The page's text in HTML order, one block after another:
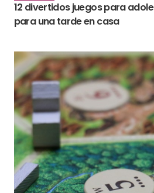
12 divertidos juegos para
para una tarde en casa